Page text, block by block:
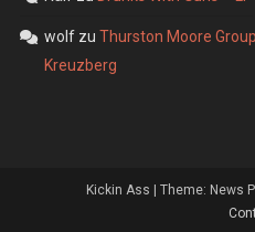
wolfzu Thurston Moore
Kreuzberg
Kickin Ass | Theme: News